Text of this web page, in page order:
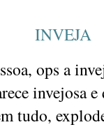
INVEJA
ops a
invejosa
tudo,